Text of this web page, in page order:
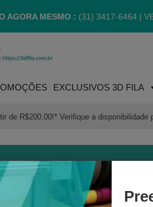
AGORA MESMO : (31) 3417-6464 |
EXCLUSIVOS 3D FILA
de R$200,00!* Verifique a disponibilidade
de
3D do
referência
Entre em contato
Whatsapp: